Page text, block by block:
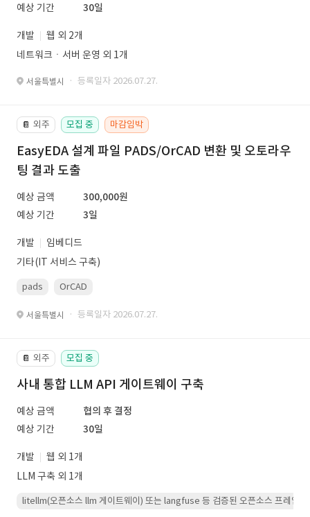
예상 기간
30일
개발
웹 외 2개
네트워크ㆍ서버 운영 외 1개
서울특별시 · 등록일자 2026.07.27.
📔 외주 모집 중 마감임박
EasyEDA 설계 파일 PADS/OrCAD 변환 및 오토라우
팅 결과 도출
예상 금액
300,000원
예상 기간
3일
개발
임베디드
기타(IT 서비스 구축)
pads OrCAD
서울특별시 · 등록일자 2026.07.27.
📔 외주 모집 중
사내 통합 LLM API 게이트웨이 구축
예상 금액
협의 후 결정
예상 기간
30일
개발
웹 외 1개
LLM 구축 외 1개
litellm(오픈소스 llm 게이트웨이) 또는 langfuse 등 검증된 오픈소스 프레임워